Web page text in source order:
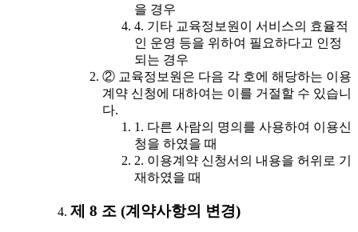
을 경우
4. 기타 교육정보원이 서비스의 효율적
인 운영 등을 위하여 필요하다고 인정
되는 경우
② 교육정보원은 다음 각 호에 해당하는 이용
계약 신청에 대하여는 이를 거절할 수 있습니
다.
1. 다른 사람의 명의를 사용하여 이용신
청을 하였을 때
2. 이용계약 신청서의 내용을 허위로 기
재하였을 때
제 8 조 (계약사항의 변경)